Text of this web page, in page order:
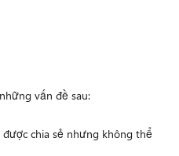
vấn đề sau:
được chia sẻ nhưng không thể